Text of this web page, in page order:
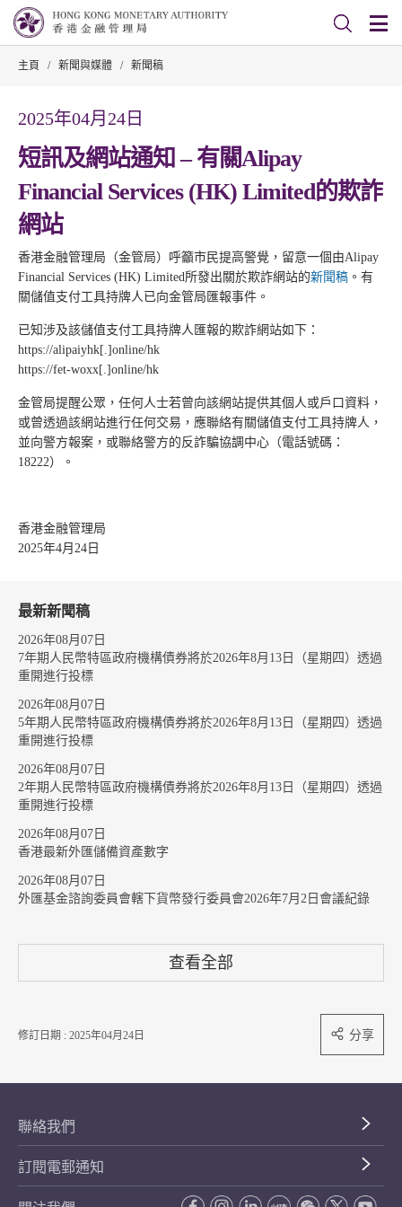
主頁 / 新聞與媒體 / 新聞稿
2025年04月24日
短訊及網站通知 – 有關Alipay
Financial Services (HK) Limited的欺詐
網站
香港金融管理局（金管局）呼籲市民提高警覺，留意一個由Alipay
Financial Services (HK) Limited所發出關於欺詐網站的新聞稿 。有
關儲值支付工具持牌人已向金管局匯報事件。
已知涉及該儲值支付工具持牌人匯報的欺詐網站如下：
https://alipaiyhk[.]online/hk
https://fet-woxx[.]online/hk
金管局提醒公眾，任何人士若曾向該網站提供其個人或戶口資料，
或曾透過該網站進行任何交易，應聯絡有關儲值支付工具持牌人，
並向警方報案，或聯絡警方的反詐騙協調中心（電話號碼：
18222）。
香港金融管理局
2025年4月24日
最新新聞稿
2026年08月07日
7年期人民幣特區政府機構債券將於2026年8月13日（星期四）透過
重開進行投標
2026年08月07日
5年期人民幣特區政府機構債券將於2026年8月13日（星期四）透過
重開進行投標
2026年08月07日
2年期人民幣特區政府機構債券將於2026年8月13日（星期四）透過
重開進行投標
2026年08月07日
香港最新外匯儲備資產數字
2026年08月07日
外匯基金諮詢委員會轄下貨幣發行委員會2026年7月2日會議紀錄
查看全部
修訂日期 : 2025年04月24日 分享
聯絡我們
訂閱電郵通知